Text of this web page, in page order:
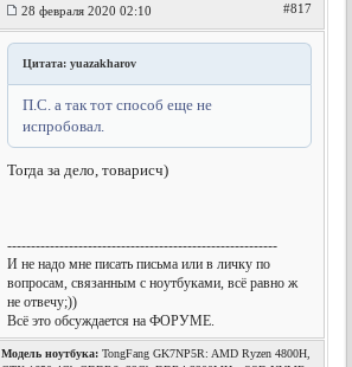
28 февраля 2020 02:10 #817
Цитата: yuazakharov
П.С. а так тот способ еще не
испробовал.
Тогда за дело, товарисч)
---------------------------------------------------------
И не надо мне писать письма или в личку по
вопросам, связанным с ноутбуками, всё равно ж
не отвечу;))
Всё это обсуждается на ФОРУМЕ.
Модель ноутбука: TongFang GK7NP5R: AMD Ryzen 4800H,